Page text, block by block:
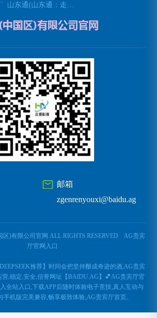
邮箱
zgenrenyouxi@baidu.ag
区)有限公司官网 ALL RIGHTS RESERVED AG贵宾
厅官网入口
推荐】时间会把坚持酿成奇迹的酒,AG贵宾
营,稳定,安全,信誉网址【BAIDU.AG】💕AG贵宾厅官
全站入口,下载APP后随时体验电子竞技,真人互动与
手机版完美兼容,畅享极致体验,AG贵宾厅首页。